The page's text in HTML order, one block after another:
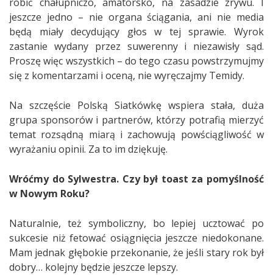
jeszcze jedno – nie organa ściągania, ani nie media
będą miały decydujący głos w tej sprawie. Wyrok
zastanie wydany przez suwerenny i niezawisły sąd.
Proszę więc wszystkich – do tego czasu powstrzymujmy
się z komentarzami i oceną, nie wyręczajmy Temidy.
Na szczęście Polską Siatkówkę wspiera stała, duża
grupa sponsorów i partnerów, którzy potrafią mierzyć
temat rozsądną miarą i zachowują powściągliwość w
wyrażaniu opinii. Za to im dziękuję.
Wróćmy do Sylwestra. Czy był toast za pomyślność
w Nowym Roku?
Naturalnie, też symboliczny, bo lepiej ucztować po
sukcesie niż fetować osiągnięcia jeszcze niedokonane.
Mam jednak głębokie przekonanie, że jeśli stary rok był
dobry… kolejny będzie jeszcze lepszy.